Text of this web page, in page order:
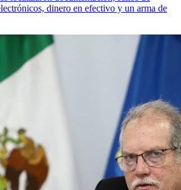
dinero en efectivo y un arma de